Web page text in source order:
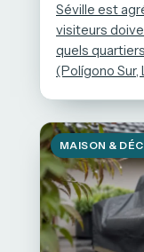
Séville est
visiteurs
quels
(Polígono
MAISON &